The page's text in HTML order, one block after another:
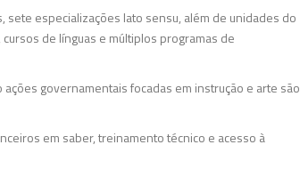
especializações lato sensu, além de unidades do
de línguas e múltiplos programas de
governamentais focadas em instrução e arte são
em saber, treinamento técnico e acesso à